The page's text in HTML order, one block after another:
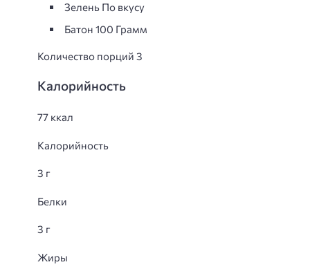
Зелень По вкусу
Батон 100 Грамм
Количество порций 3
Калорийность
77 ккал
Калорийность
3 г
Белки
3 г
Жиры